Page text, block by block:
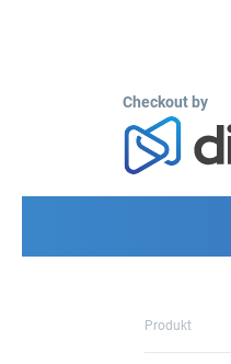
Checkout by
Produkt